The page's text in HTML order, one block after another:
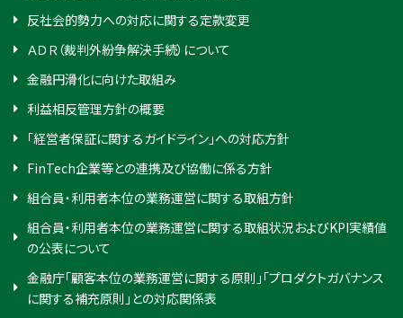
反社会的勢力への対応に関する定款変更
ＡＤＲ（裁判外紛争解決手続）について
金融円滑化に向けた取組み
利益相反管理方針の概要
「経営者保証に関するガイドライン」への対応方針
FinTech企業等との連携及び協働に係る方針
組合員・利用者本位の業務運営に関する取組方針
組合員・利用者本位の業務運営に関する取組状況およびKPI実績値
の公表について
金融庁「顧客本位の業務運営に関する原則」「プロダクトガバナンス
に関する補充原則」との対応関係表